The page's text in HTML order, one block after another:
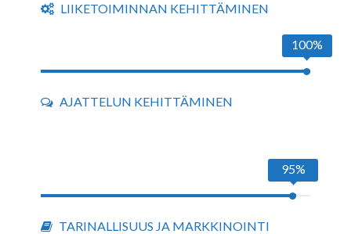
LIIKETOIMINNAN KEHITTÄMINEN
100%
AJATTELUN KEHITTÄMINEN
95%
TARINALLISUUS JA MARKKINOINTI